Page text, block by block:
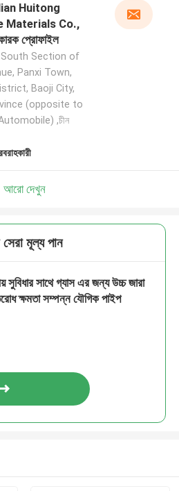
Huitong
Materials Co.,
প্রোফাইল
South Section of
Panxi Town,
Baoji City,
(opposite to
,চীন
আরো দেখুন
মূল্য পান
সুবিধার সাথে গ্যাস এর জন্য উচ্চ জারা
ক্ষমতা সম্পন্ন যৌগিক পাইপ